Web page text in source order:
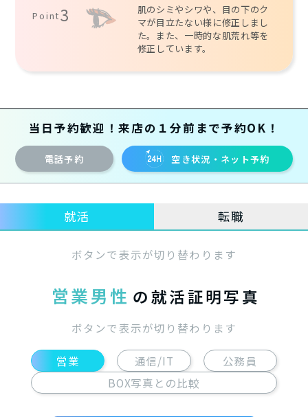
Point3
肌のシミやシワや、目の下のク
マが目立たない様に修正しまし
た。また、一時的な肌荒れ等を
修正しています。
当日予約歓迎！来店の１分前まで予約OK！
電話予約 空き状況・ネット予約
就活 転職
ボタンで表示が切り替わります
営業男性 の就活証明写真
ボタンで表示が切り替わります
営業 通信/IT
公務員
BOX写真との比較